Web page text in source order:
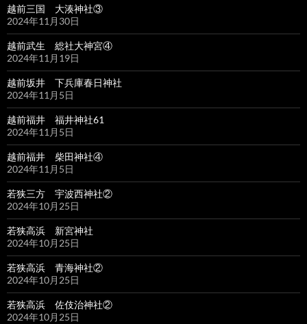
越前三国 大湊神社③
2024年11月30日
越前武生 総社大神宮④
2024年11月19日
越前坂井 下兵庫春日神社
2024年11月5日
越前福井 福井神社61
2024年11月5日
越前福井 柴田神社④
2024年11月5日
若狭三方 宇波西神社②
2024年10月25日
若狭高浜 新宮神社
2024年10月25日
若狭高浜 青海神社②
2024年10月25日
若狭高浜 佐伎治神社②
2024年10月25日